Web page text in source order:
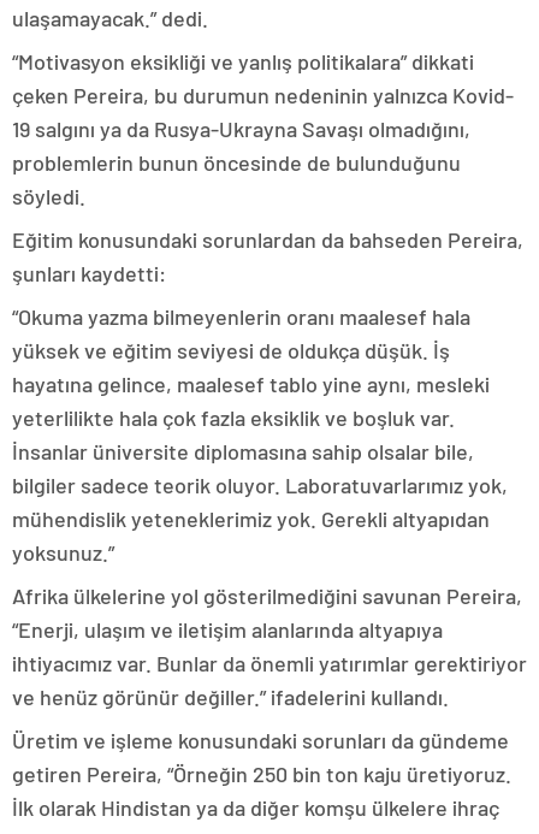
ulaşamayacak.” dedi.
“Motivasyon eksikliği ve yanlış politikalara” dikkati
çeken Pereira, bu durumun nedeninin yalnızca Kovid-
19 salgını ya da Rusya-Ukrayna Savaşı olmadığını,
problemlerin bunun öncesinde de bulunduğunu
söyledi.
Eğitim konusundaki sorunlardan da bahseden Pereira,
şunları kaydetti:
“Okuma yazma bilmeyenlerin oranı maalesef hala
yüksek ve eğitim seviyesi de oldukça düşük. İş
hayatına gelince, maalesef tablo yine aynı, mesleki
yeterlilikte hala çok fazla eksiklik ve boşluk var.
İnsanlar üniversite diplomasına sahip olsalar bile,
bilgiler sadece teorik oluyor. Laboratuvarlarımız yok,
mühendislik yeteneklerimiz yok. Gerekli altyapıdan
yoksunuz.”
Afrika ülkelerine yol gösterilmediğini savunan Pereira,
“Enerji, ulaşım ve iletişim alanlarında altyapıya
ihtiyacımız var. Bunlar da önemli yatırımlar gerektiriyor
ve henüz görünür değiller.” ifadelerini kullandı.
Üretim ve işleme konusundaki sorunları da gündeme
getiren Pereira, “Örneğin 250 bin ton kaju üretiyoruz.
İlk olarak Hindistan ya da diğer komşu ülkelere ihraç